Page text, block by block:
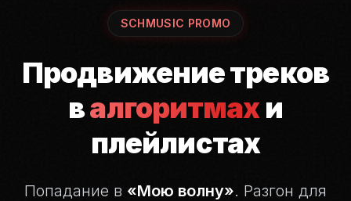
SCHMUSIC PROMO
Продвижение треков
валгоритмахи
плейлистах
Попадание в «Мою волну». Разгон для